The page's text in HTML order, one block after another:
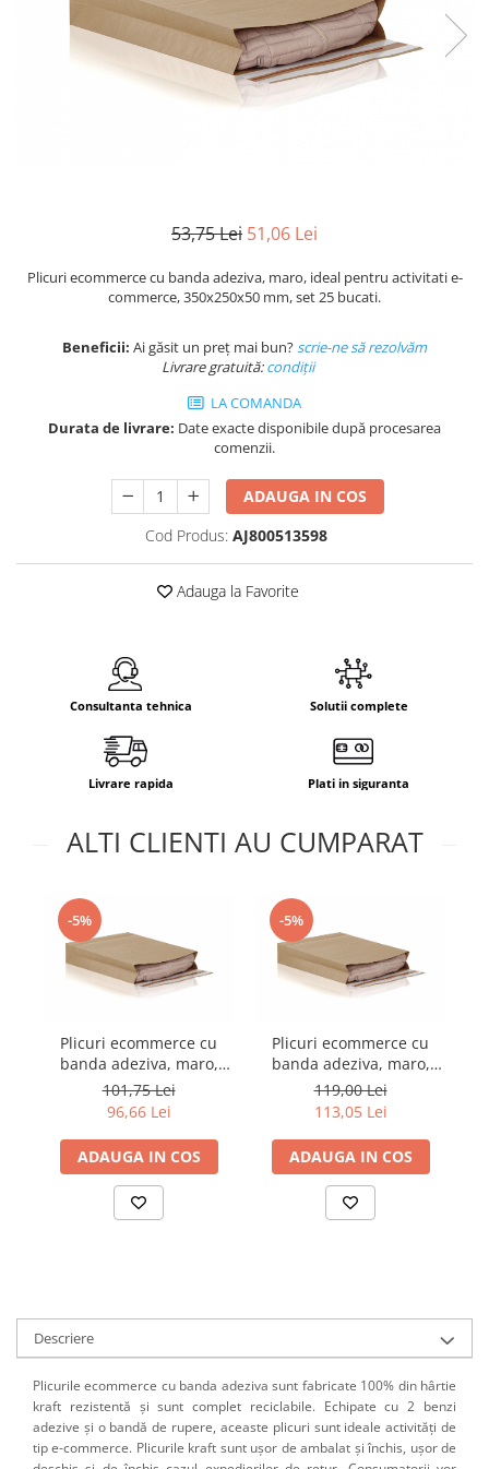
Plicuri cu bule
Plicuri ecommerce
Separatoare carton si coltare
53,75 Lei 51,06 Lei
Plicuri ecommerce cu banda adeziva, maro, ideal pentru activitati e-
commerce, 350x250x50 mm, set 25 bucati.
Beneficii: Ai găsit un preț mai bun?scrie-ne să rezolvăm
Livrare gratuită:condiții
LA COMANDA
Durata de livrare: Date exacte disponibile după procesarea
comenzii.
ADAUGA IN COS
Cod Produs: AJ800513598
Adauga la Favorite
Consultanta tehnica Solutii complete
Livrare rapida Plati in siguranta
ALTI CLIENTI AU CUMPARAT
-5%
Plicuri ecommerce cu
banda adeziva, maro,
450x350x120 mm, set 25
bucati
101,75 Lei
96,66 Lei
ADAUGA IN COS
-5%
Plicuri ecommerce cu
banda adeziva, maro,
500x400x100 mm, set 25
bucati
119,00 Lei
113,05 Lei
ADAUGA IN COS
Descriere
Plicurile ecommerce cu banda adeziva sunt fabricate 100% din hârtie
kraft rezistentă și sunt complet reciclabile. Echipate cu 2 benzi
adezive și o bandă de rupere, aceaste plicuri sunt ideale activități de
tip e-commerce. Plicurile kraft sunt ușor de ambalat și închis, ușor de